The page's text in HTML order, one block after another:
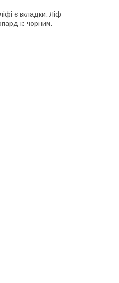
є вкладки. Ліф
із чорним.